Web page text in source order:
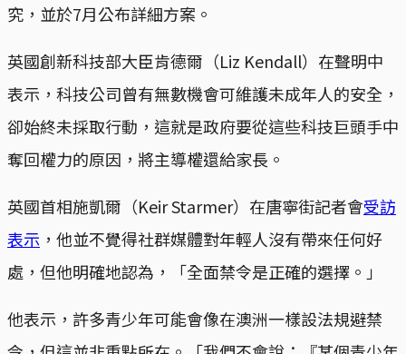
究，並於7月公布詳細方案。
英國創新科技部大臣肯德爾（Liz Kendall）在聲明中
表示，科技公司曾有無數機會可維護未成年人的安全，
卻始終未採取行動，這就是政府要從這些科技巨頭手中
奪回權力的原因，將主導權還給家長。
英國首相施凱爾（Keir Starmer）在唐寧街記者會受訪
表示 ，他並不覺得社群媒體對年輕人沒有帶來任何好
處，但他明確地認為，「全面禁令是正確的選擇。」
他表示，許多青少年可能會像在澳洲一樣設法規避禁